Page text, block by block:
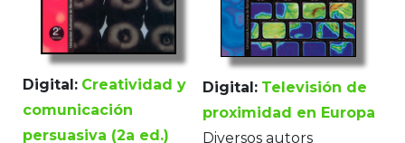
Digital: Creatividad y
comunicación
persuasiva (2a ed.)
Digital: Televisión de
proximidad en Europa
Diversos autors